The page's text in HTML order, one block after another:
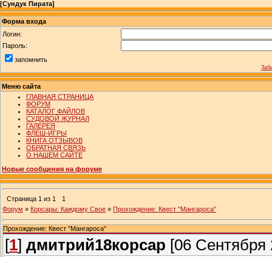
[Сундук Пирата]
Форма входа
Логин:
Пароль:
запомнить
Меню сайта
ГЛАВНАЯ СТРАНИЦА
ФОРУМ
КАТАЛОГ ФАЙЛОВ
СУДОВОЙ ЖУРНАЛ
ГАЛЕРЕЯ
ФЛЕШ-ИГРЫ
КНИГА ОТЗЫВОВ
ОБРАТНАЯ СВЯЗЬ
О НАШЕМ САЙТЕ
Новые сообщения на форуме
Страница 1 из 1
1
Форум » Корсары: Каждому Свое » Прохождение: Квест "Мангароса"
Прохождение: Квест "Мангароса"
[1] дмитрий18корсар [06 Сентября